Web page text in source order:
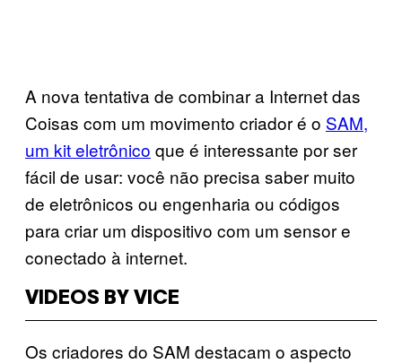
A nova tentativa de combinar a Internet das
Coisas com um movimento criador é o SAM,
um kit eletrônico que é interessante por ser
fácil de usar: você não precisa saber muito
de eletrônicos ou engenharia ou códigos
para criar um dispositivo com um sensor e
conectado à internet.
VIDEOS BY VICE
Os criadores do SAM destacam o aspecto